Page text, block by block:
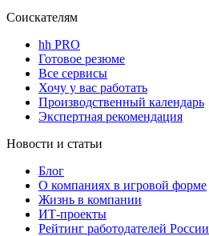
Соискателям
hh PRO
Готовое резюме
Все сервисы
Хочу у вас работать
Производственный календарь
Экспертная рекомендация
Новости и статьи
Блог
О компаниях в игровой форме
Жизнь в компании
ИТ-проекты
Рейтинг работодателей России